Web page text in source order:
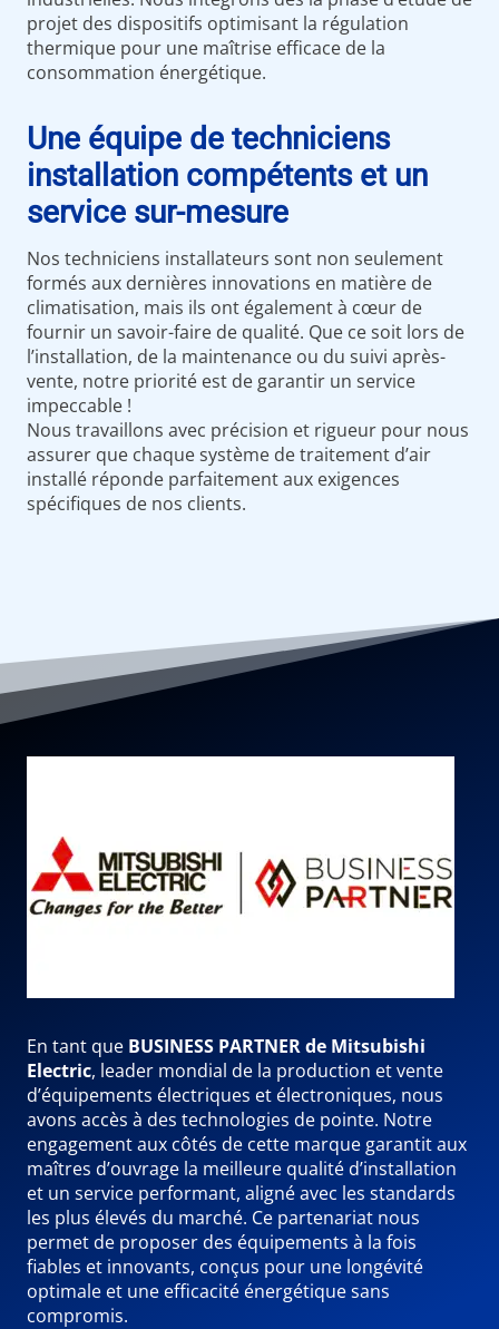
projet des dispositifs optimisant la régulation
thermique pour une maîtrise efficace de la
consommation énergétique.
Une équipe de techniciens
installation compétents et un
service sur-mesure
Nos techniciens installateurs sont non seulement
formés aux dernières innovations en matière de
climatisation, mais ils ont également à cœur de
fournir un savoir-faire de qualité. Que ce soit lors de
l’installation, de la maintenance ou du suivi après-
vente, notre priorité est de garantir un service
impeccable !
Nous travaillons avec précision et rigueur pour nous
assurer que chaque système de traitement d’air
installé réponde parfaitement aux exigences
spécifiques de nos clients.
En tant que BUSINESS PARTNER de Mitsubishi
Electric, leader mondial de la production et vente
d’équipements électriques et électroniques, nous
avons accès à des technologies de pointe. Notre
engagement aux côtés de cette marque garantit aux
maîtres d’ouvrage la meilleure qualité d’installation
et un service performant, aligné avec les standards
les plus élevés du marché. Ce partenariat nous
permet de proposer des équipements à la fois
fiables et innovants, conçus pour une longévité
optimale et une efficacité énergétique sans
compromis.